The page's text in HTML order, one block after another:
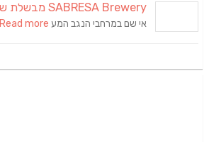
SABRESA Brewery מבשלת שיכר | מבשלת בירה
אי שם במרחבי הנגב המע Read more [...]